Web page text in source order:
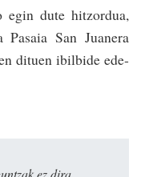
egin dute hitzordua,
San Juanera
dituen ibilbide ede­
ez dira